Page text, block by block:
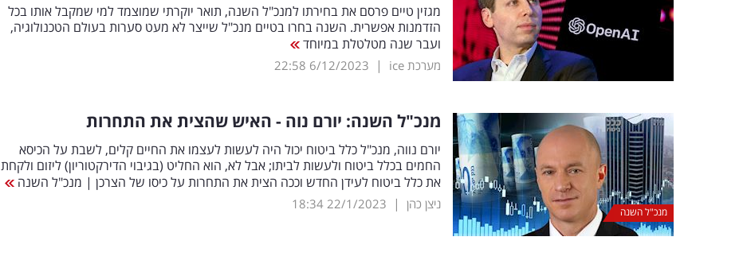
מגזין טיים פרסם את בחירתו למנכ"ל השנה, תואר יוקרתי שמוצמד למי שמקבל אותו בכל
הזדמנות אפשרית. השנה בחרו בטיים מנכ"ל שייצר לא מעט סערות בעולם הטכנולוגיה,
ועבר שנה מטלטלת במיוחד
מערכת ice |
6/12/2023
22:58
מנכ"ל השנה
מנכ"ל השנה: יורם נוה - האיש שהצית את התחרות
יורם נווה, מנכ"ל כלל ביטוח יכול היה לעשות לעצמו את החיים קלים, לשבת על הכיסא
החמים בכלל ביטוח ולעשות לביתו; אבל לא, הוא החליט (בגיבוי הדירקטוריון) ליזום ולקחת
את כלל ביטוח לעידן החדש וככה הצית את התחרות על כיסו של הצרכן | מנכ"ל השנה
ניצן כהן |
22/1/2023
18:34